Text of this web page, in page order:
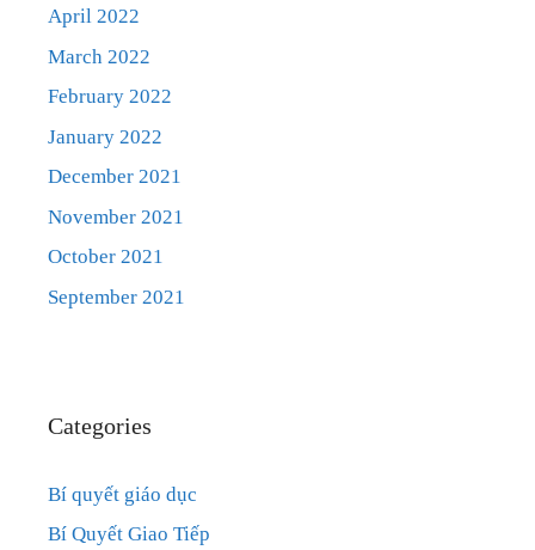
April 2022
March 2022
February 2022
January 2022
December 2021
November 2021
October 2021
September 2021
Categories
Bí quyết giáo dục
Bí Quyết Giao Tiếp